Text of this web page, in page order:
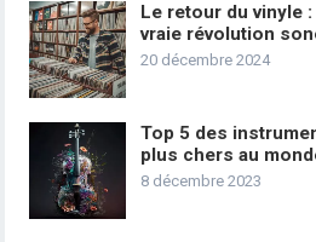
Le retour du vinyle
vraie révolution
20 décembre 2024
Top 5 des
plus chers au
8 décembre 2023